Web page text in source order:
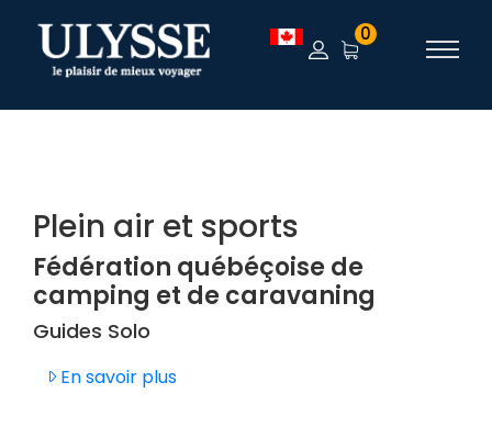
TEST 0
Plein air et sports
Fédération québéçoise de
camping et de caravaning
Guides Solo
En savoir plus